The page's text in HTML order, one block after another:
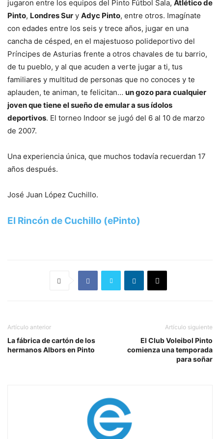
jugaron entre los equipos del Pinto Fútbol Sala, Atlético de
Pinto, Londres Sur y Adyc Pinto, entre otros. Imagínate
con edades entre los seis y trece años, jugar en una
cancha de césped, en el majestuoso polideportivo del
Príncipes de Asturias frente a otros chavales de tu barrio,
de tu pueblo, y al que acuden a verte jugar a ti, tus
familiares y multitud de personas que no conoces y te
aplauden, te animan, te felicitan… un gozo para cualquier
joven que tiene el sueño de emular a sus ídolos
deportivos. El torneo Indoor se jugó del 6 al 10 de marzo
de 2007.
Una experiencia única, que muchos todavía recuerdan 17
años después.
José Juan López Cuchillo.
El Rincón de Cuchillo (ePinto)
Artículo anterior
La fábrica de cartón de los
hermanos Albors en Pinto
Artículo siguiente
El Club Voleibol Pinto
comienza una temporada
para soñar